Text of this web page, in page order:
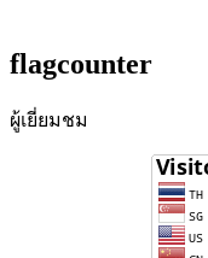
flagcounter
ผู้เยี่ยมชม